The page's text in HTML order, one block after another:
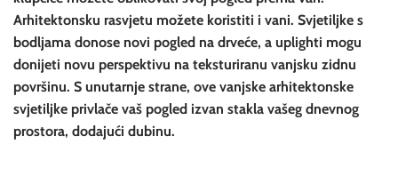
Arhitektonsku rasvjetu možete koristiti i vani. Svjetiljke s
bodljama donose novi pogled na drveće, a uplighti mogu
donijeti novu perspektivu na teksturiranu vanjsku zidnu
površinu. S unutarnje strane, ove vanjske arhitektonske
svjetiljke privlače vaš pogled izvan stakla vašeg dnevnog
prostora, dodajući dubinu.